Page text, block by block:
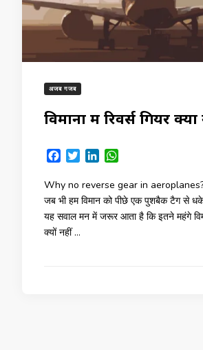
अजब गजब
विमानों में रिवर्स गियर क्यों
Facebook
TwitterLinkedIn
Why no reverse gear in
जब भी हम विमान को पीछे एक पुशबैक टैग से
यह सवाल मन में जरूर आता है कि इतने महंगे
क्यों नहीं …